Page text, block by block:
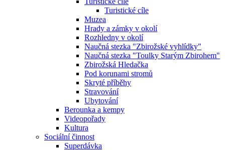
Turistické cíle
Muzea
Hrady a zámky v okolí
Rozhledny v okolí
Naučná stezka "Zbirožské vyhlídky"
Naučná stezka "Toulky Starým Zbirohem"
Zbirožská Hledačka
Pod korunami stromů
Skryté příběhy
Stravování
Ubytování
Berounka a kempy
Videopořady
Kultura
Sociální činnost
Superdávka